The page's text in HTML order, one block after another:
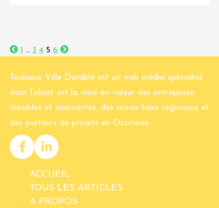
1 … 3 4 5 6
Toulouse Ville Durable est un web média spécialisé
dont l’objet est la mise en valeur des entreprises
durables et innovantes, des savoir-faire régionaux et
des porteurs de projets en Occitanie.
ACCUEIL
TOUS LES ARTICLES
A PROPOS